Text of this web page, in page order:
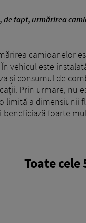
de fapt, urmărirea
camioanelor
În vehicul este
și consumul de
Prin urmare, nu
limită a dimensiunii
beneficiază foarte
Toate